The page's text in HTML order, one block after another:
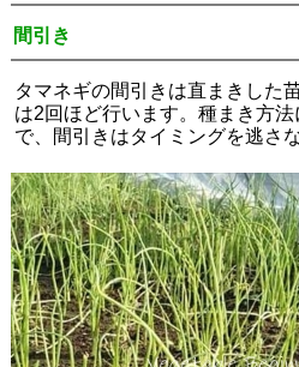
間引き
タマネギの間引きは直まきした
は2回ほど行います。種まき方
で、間引きはタイミングを逃さ